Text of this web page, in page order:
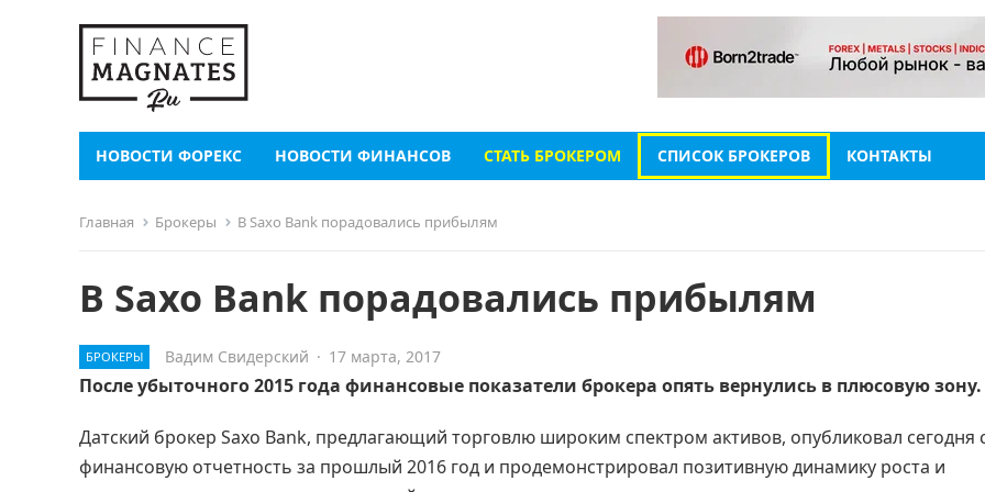
НОВОСТИ ФОРЕКС НОВОСТИ ФИНАНСОВ СТАТЬ БРОКЕРОМ СПИСОК БРОКЕРОВ КОНТАКТЫ
Главная Брокеры В Saxo Bank порадовались прибылям
В Saxo Bank порадовались прибылям
БРОКЕРЫ Вадим Свидерский · 17 марта, 2017
После убыточного 2015 года финансовые показатели брокера опять вернулись в плюсовую зону.
Датский брокер Saxo Bank, предлагающий торговлю широким спектром активов, опубликовал сегодня
финансовую отчетность за прошлый 2016 год и продемонстрировал позитивную динамику роста и